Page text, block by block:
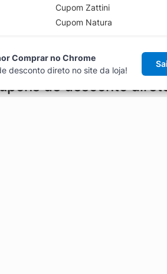
Cupom Zattini
Cupom Natura
de desconto
Comprar no Chrome
desconto direto no site da loja!